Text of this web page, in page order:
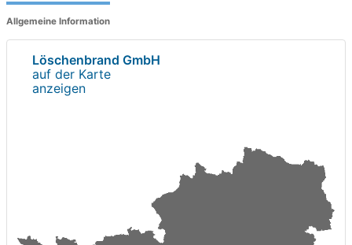
Allgemeine Information
Löschenbrand GmbH
auf der Karte
anzeigen